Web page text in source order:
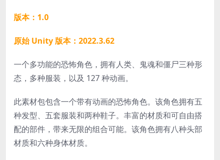
版本：1.0
原始 Unity 版本：2022.3.62
一个多功能的恐怖角色，拥有人类、鬼魂和僵尸三种形
态，多种服装，以及 127 种动画。
此素材包包含一个带有动画的恐怖角色。该角色拥有五
种发型、五套服装和两种鞋子。丰富的材质和可自由搭
配的部件，带来无限的组合可能。该角色拥有八种头部
材质和六种身体材质。